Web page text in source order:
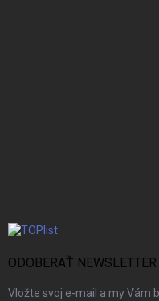
ODOBERAŤ NEWSLETTER
Vložte svoj e-mail a my Vám